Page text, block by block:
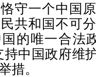
守一个中国
共和国不可
的唯一合法
持中国政府维
措。